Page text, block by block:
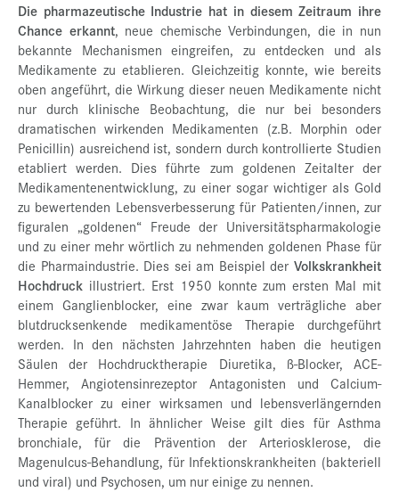
Die pharmazeutische Industrie hat in diesem Zeitraum ihre
Chance erkannt, neue chemische Verbindungen, die in nun
bekannte Mechanismen eingreifen, zu entdecken und als
Medikamente zu etablieren. Gleichzeitig konnte, wie bereits
oben angeführt, die Wirkung dieser neuen Medikamente nicht
nur durch klinische Beobachtung, die nur bei besonders
dramatischen wirkenden Medikamenten (z.B. Morphin oder
Penicillin) ausreichend ist, sondern durch kontrollierte Studien
etabliert werden. Dies führte zum goldenen Zeitalter der
Medikamentenentwicklung, zu einer sogar wichtiger als Gold
zu bewertenden Lebensverbesserung für Patienten/innen, zur
figuralen „goldenen“ Freude der Universitätspharmakologie
und zu einer mehr wörtlich zu nehmenden goldenen Phase für
die Pharmaindustrie. Dies sei am Beispiel der Volkskrankheit
Hochdruck illustriert. Erst 1950 konnte zum ersten Mal mit
einem Ganglienblocker, eine zwar kaum verträgliche aber
blutdrucksenkende medikamentöse Therapie durchgeführt
werden. In den nächsten Jahrzehnten haben die heutigen
Säulen der Hochdrucktherapie Diuretika, ß-Blocker, ACE-
Hemmer, Angiotensinrezeptor Antagonisten und Calcium-
Kanalblocker zu einer wirksamen und lebensverlängernden
Therapie geführt. In ähnlicher Weise gilt dies für Asthma
bronchiale, für die Prävention der Arteriosklerose, die
Magenulcus-Behandlung, für Infektionskrankheiten (bakteriell
und viral) und Psychosen, um nur einige zu nennen.